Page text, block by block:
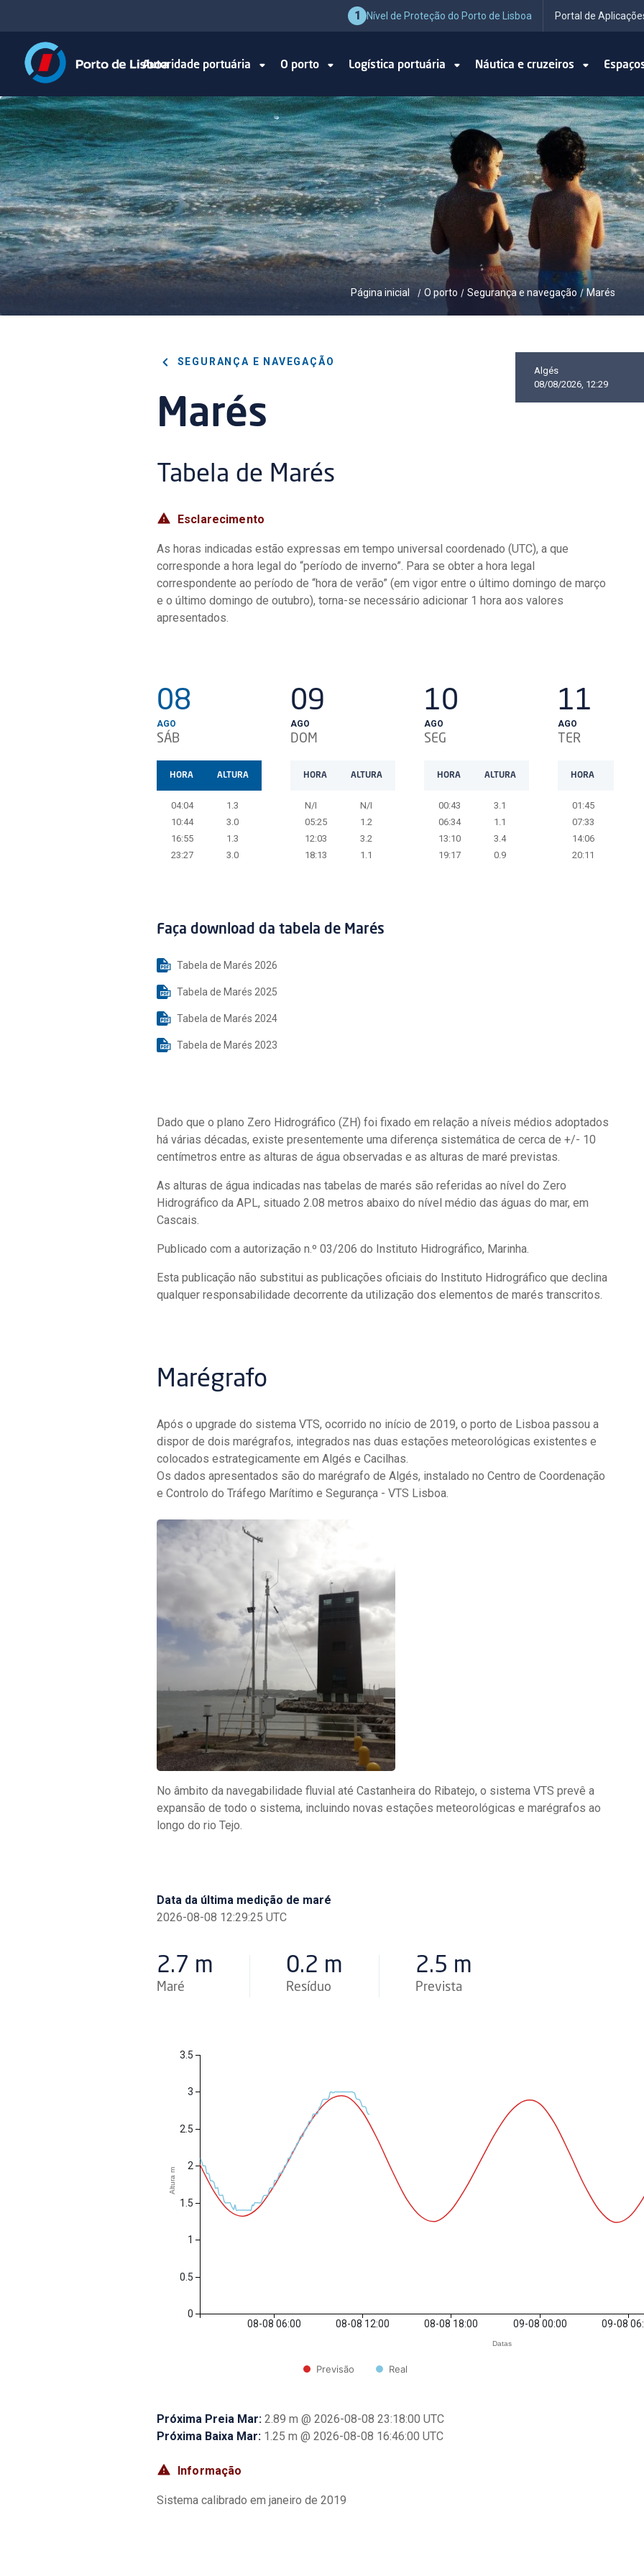
1 Nível de Proteção do Porto de Lisboa Portal de
Autoridade portuária O porto Logística portuária Náutica e cruzeiros
Página inicial / O porto / Segurança e navegação / Marés
SEGURANÇA E NAVEGAÇÃO
Marés
Algés
08/08/2026, 12:29
Tabela de Marés
Esclarecimento
As horas indicadas estão expressas em tempo universal coordenado (UTC), a que
corresponde a hora legal do “período de inverno”. Para se obter a hora legal
correspondente ao período de “hora de verão” (em vigor entre o último domingo de março
e o último domingo de outubro), torna-se necessário adicionar 1 hora aos valores
apresentados.
08
AGO
SÁB
HORA ALTURA
04:04
1.3
10:44
3.0
16:55
1.3
23:27
3.0
09
AGO
DOM
HORA ALTURA
N/I
N/I
05:25
1.2
12:03
3.2
18:13
1.1
10
AGO
SEG
HORA ALTURA
00:43
3.1
06:34
1.1
13:10
3.4
19:17
0.9
11
AGO
TER
HORA
01:45
07:33
14:06
20:11
Faça download da tabela de Marés
Tabela de Marés 2026
Tabela de Marés 2025
Tabela de Marés 2024
Tabela de Marés 2023
Dado que o plano Zero Hidrográfico (ZH) foi fixado em relação a níveis médios adoptados
há várias décadas, existe presentemente uma diferença sistemática de cerca de +/- 10
centímetros entre as alturas de água observadas e as alturas de maré previstas.
As alturas de água indicadas nas tabelas de marés são referidas ao nível do Zero
Hidrográfico da APL, situado 2.08 metros abaixo do nível médio das águas do mar, em
Cascais.
Publicado com a autorização n.º 03/206 do Instituto Hidrográfico, Marinha.
Esta publicação não substitui as publicações oficiais do Instituto Hidrográfico que declina
qualquer responsabilidade decorrente da utilização dos elementos de marés transcritos.
Marégrafo
Após o upgrade do sistema VTS, ocorrido no início de 2019, o porto de Lisboa passou a
dispor de dois marégrafos, integrados nas duas estações meteorológicas existentes e
colocados estrategicamente em Algés e Cacilhas.
Os dados apresentados são do marégrafo de Algés, instalado no Centro de Coordenação
e Controlo do Tráfego Marítimo e Segurança - VTS Lisboa.
No âmbito da navegabilidade fluvial até Castanheira do Ribatejo, o sistema VTS prevê a
expansão de todo o sistema, incluindo novas estações meteorológicas e marégrafos ao
longo do rio Tejo.
Data da última medição de maré
2026-08-08 12:29:25 UTC
2.7 m
Maré
0.2 m
Resíduo
2.5 m
Prevista
08-08 06:00 08-08 12:00 08-08 18:00 09-08 00:00 09-08
Datas
0
0.5
1
1.5
2
2.5
3
3.5
Altura m
Previsão Real
Próxima Preia Mar: 2.89 m @ 2026-08-08 23:18:00 UTC
Próxima Baixa Mar: 1.25 m @ 2026-08-08 16:46:00 UTC
Informação
Sistema calibrado em janeiro de 2019